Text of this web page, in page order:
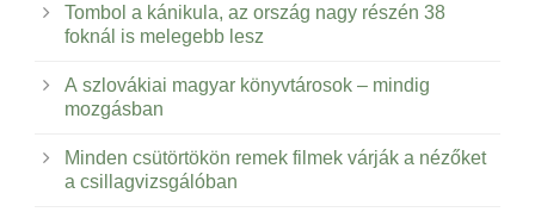
Tombol a kánikula, az ország nagy részén 38
foknál is melegebb lesz
A szlovákiai magyar könyvtárosok – mindig
mozgásban
Minden csütörtökön remek filmek várják a nézőket
a csillagvizsgálóban